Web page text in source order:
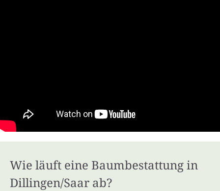
Wie läuft eine Baumbestattung in
Dillingen/Saar ab?